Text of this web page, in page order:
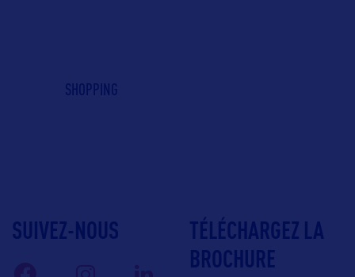
SHOPPING
SUIVEZ-NOUS
TÉLÉCHARGEZ LA
BROCHURE